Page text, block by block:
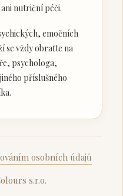
nutriční péči.
emočních
se vždy obraťte na
psychologa,
příslušného
osobních údajů
s.r.o.